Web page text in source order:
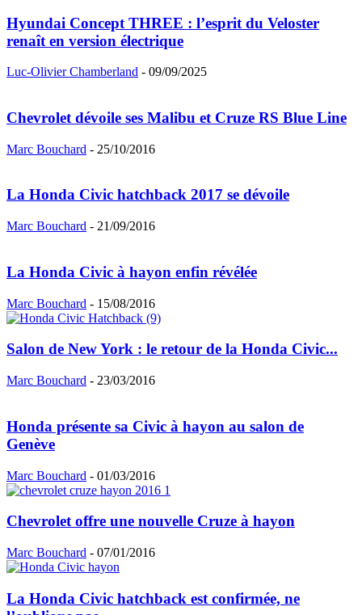
Hyundai Concept THREE : l’esprit du Veloster
renaît en version électrique
Luc-Olivier Chamberland - 09/09/2025
Chevrolet dévoile ses Malibu et Cruze RS Blue Line
Marc Bouchard - 25/10/2016
La Honda Civic hatchback 2017 se dévoile
Marc Bouchard - 21/09/2016
La Honda Civic à hayon enfin révélée
Marc Bouchard - 15/08/2016
Salon de New York : le retour de la Honda Civic...
Marc Bouchard - 23/03/2016
Honda présente sa Civic à hayon au salon de
Genève
Marc Bouchard - 01/03/2016
Chevrolet offre une nouvelle Cruze à hayon
Marc Bouchard - 07/01/2016
La Honda Civic hatchback est confirmée, ne